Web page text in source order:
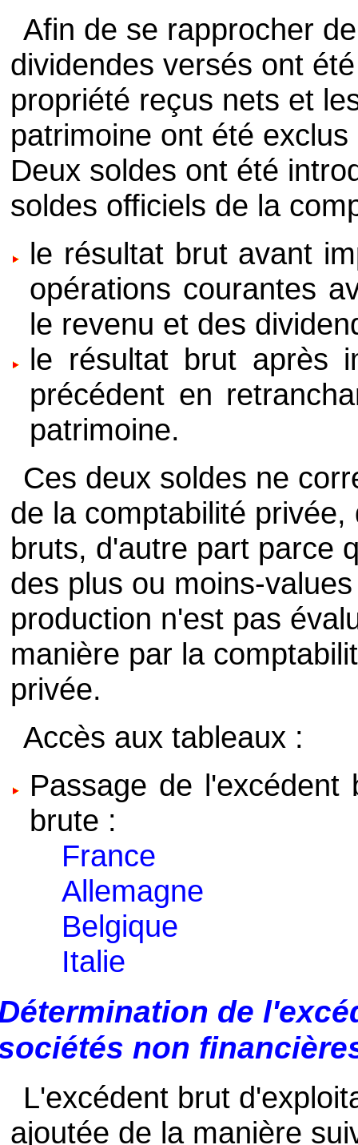
Afin de se rapprocher
dividendes versés ont
propriété reçus nets et
patrimoine ont été
Deux soldes ont été
soldes officiels de la
le résultat brut avant
opérations courantes
le revenu et des
le résultat brut après
précédent en
patrimoine.
Ces deux soldes ne
de la comptabilité
bruts, d'autre part parce
des plus ou moins-
production n'est pas
manière par la
privée.
Accès aux tableaux :
Passage de l'excédent
brute :
France
Allemagne
Belgique
Italie
de
non
L'excédent brut
ajoutée de la manière